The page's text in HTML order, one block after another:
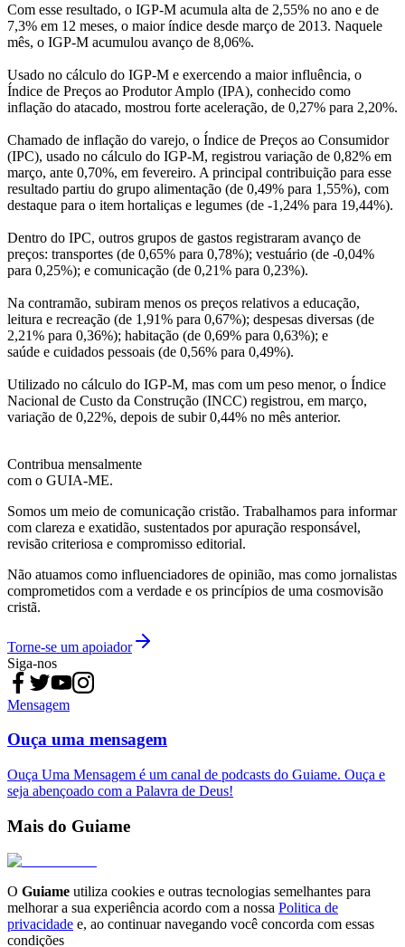
Com esse resultado, o IGP-M acumula alta de 2,55% no ano e de
7,3% em 12 meses, o maior índice desde março de 2013. Naquele
mês, o IGP-M acumulou avanço de 8,06%.
Usado no cálculo do IGP-M e exercendo a maior influência, o
Índice de Preços ao Produtor Amplo (IPA), conhecido como
inflação do atacado, mostrou forte aceleração, de 0,27% para 2,20%.
Chamado de inflação do varejo, o Índice de Preços ao Consumidor
(IPC), usado no cálculo do IGP-M, registrou variação de 0,82% em
março, ante 0,70%, em fevereiro. A principal contribuição para esse
resultado partiu do grupo alimentação (de 0,49% para 1,55%), com
destaque para o item hortaliças e legumes (de -1,24% para 19,44%).
Dentro do IPC, outros grupos de gastos registraram avanço de
preços: transportes (de 0,65% para 0,78%); vestuário (de -0,04%
para 0,25%); e comunicação (de 0,21% para 0,23%).
Na contramão, subiram menos os preços relativos a educação,
leitura e recreação (de 1,91% para 0,67%); despesas diversas (de
2,21% para 0,36%); habitação (de 0,69% para 0,63%); e
saúde e cuidados pessoais (de 0,56% para 0,49%).
Utilizado no cálculo do IGP-M, mas com um peso menor, o Índice
Nacional de Custo da Construção (INCC) registrou, em março,
variação de 0,22%, depois de subir 0,44% no mês anterior.
Contribua mensalmente
com o GUIA-ME.
Somos um meio de comunicação cristão. Trabalhamos para informar
com clareza e exatidão, sustentados por apuração responsável,
revisão criteriosa e compromisso editorial.
Não atuamos como influenciadores de opinião, mas como jornalistas
comprometidos com a verdade e os princípios de uma cosmovisão
cristã.
Torne-se um apoiador
Siga-nos
Mensagem
Ouça uma mensagem
Ouça Uma Mensagem é um canal de podcasts do Guiame. Ouça e
seja abençoado com a Palavra de Deus!
Mais do Guiame
O Guiame utiliza cookies e outras tecnologias semelhantes para
melhorar a sua experiência acordo com a nossa Politica de
privacidade e, ao continuar navegando você concorda com essas
condições